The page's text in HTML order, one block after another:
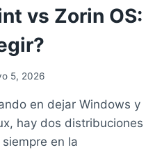
vs Zorin OS:
5, 2026
en dejar Windows y
hay dos distribuciones
en la